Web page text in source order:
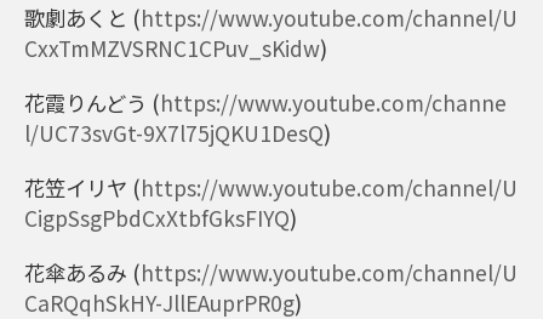
歌劇あくと (https://www.youtube.com/channel/U
CxxTmMZVSRNC1CPuv_sKidw)
花霞りんどう (https://www.youtube.com/channe
l/UC73svGt-9X7l75jQKU1DesQ)
花笠イリヤ (https://www.youtube.com/channel/U
CigpSsgPbdCxXtbfGksFIYQ)
花傘あるみ (https://www.youtube.com/channel/U
CaRQqhSkHY-JllEAuprPR0g)